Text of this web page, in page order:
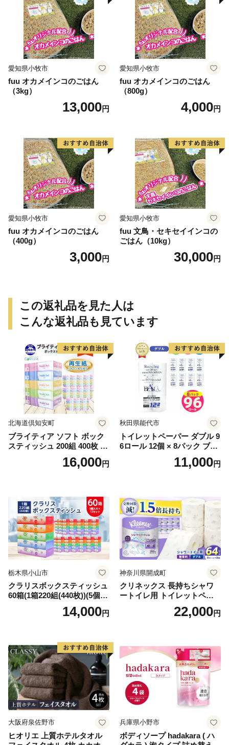
愛知県小牧市
fuu オカメインコのごはん
（3kg）
13,000円
愛知県小牧市
fuu オカメインコのごはん
（800g）
4,000円
愛知県小牧市
fuu オカメインコのごはん
（400g）
3,000円
愛知県小牧市
fuu 文鳥・セキセイインコの
ごはん（10kg）
30,000円
この返礼品を見た人は
こんな返礼品も見ています
北海道倶知安町
ブライティア ソフト ボック
スティッシュ 200組 400枚 60
箱 日本製 まとめ買い ティッ
シュ リサイクル 長持 防災 常
倶知安町 日用品
16,000円
秋田県能代市
トイレットペーパー ダブル 9
6ロール 12個 × 8パック ブラ
ンカ 再生紙 100％ 芯あり 日
用品 消耗品 無香料 生活用品
11,000円
栃木県小山市
クラリスボックスティッシュ
60箱(1箱220組(440枚))(5個入
り×12セット)【1256759】
14,000円
神奈川県開成町
クリネックス 長持ちシャワ
ートイレ用 トイレットペー
パー（ダブル）64ロール(8ロ
ール×8パック) 開成町 トイレ
蓄 防災 エコ 消耗品 生活雑貨
生活用品 無香料 トイレット
ペーパー ダブル といれっと
ぺーぱー トイレ クレシア ト
イレットペーパー [BDBH002
-1]
22,000円
大阪府泉佐野市
ヒオリエ 上質ホテルタオル
兵庫県小野市
ボディソープ hadakara ( ハ